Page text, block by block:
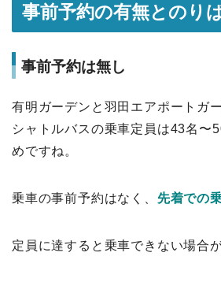
事前予約の有無とのり
事前予約は無し
有明ガーデンと羽田エアポートガ
シャトルバスの乗車定員は43名〜
めですね。
乗車の事前予約はなく、 先着での
定員に達すると乗車できない場合